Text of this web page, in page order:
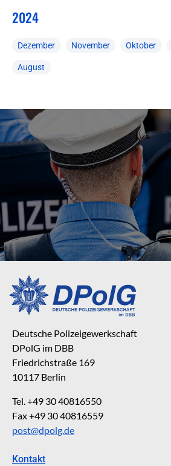
2024
Dezember November Oktober
August
Deutsche Polizeigewerkschaft
DPolG im DBB
Friedrichstraße 169
10117 Berlin
Tel. +49 30 40816550
Fax +49 30 40816559
post@dpolg.de
Kontakt